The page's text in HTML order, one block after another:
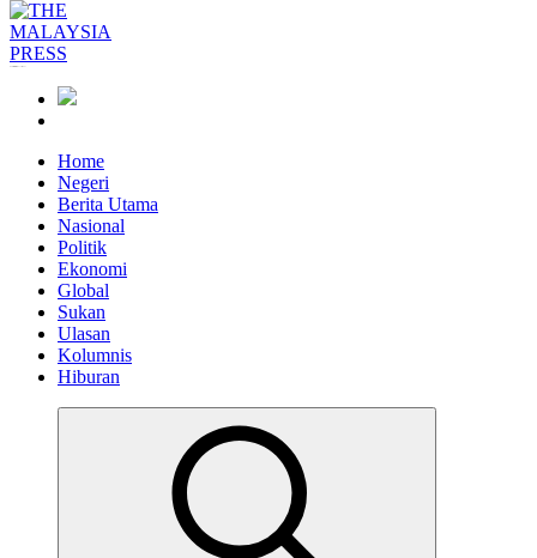
Home
Negeri
Berita Utama
Nasional
Politik
Ekonomi
Global
Sukan
Ulasan
Kolumnis
Hiburan